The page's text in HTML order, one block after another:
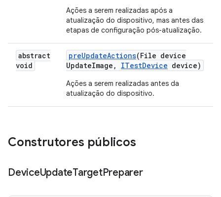
Ações a serem realizadas após a
atualização do dispositivo, mas antes das
etapas de configuração pós-atualização.
abstract
void
preUpdateActions(File device
UpdateImage , ITestDevice device)
Ações a serem realizadas antes da
atualização do dispositivo.
Construtores públicos
DeviceUpdateTargetPreparer